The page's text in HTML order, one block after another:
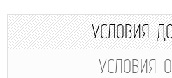
УСЛОВИЯ
УСЛОВИЯ